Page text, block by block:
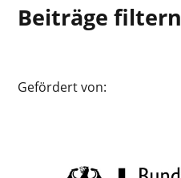
Beiträge filtern
Gefördert von: